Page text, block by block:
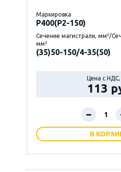
Маркировка
P400(Р2-150)
Сечение магистрали, мм²/
мм²
(35)50-150/4-35(50)
Цена с НДС,
113
–
В